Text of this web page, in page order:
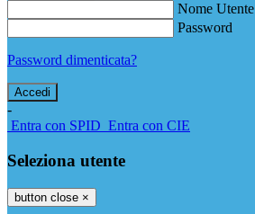
Nome Utente
Password
Password dimenticata?
-
Entra con SPID Entra con CIE
Seleziona utente
button close ×